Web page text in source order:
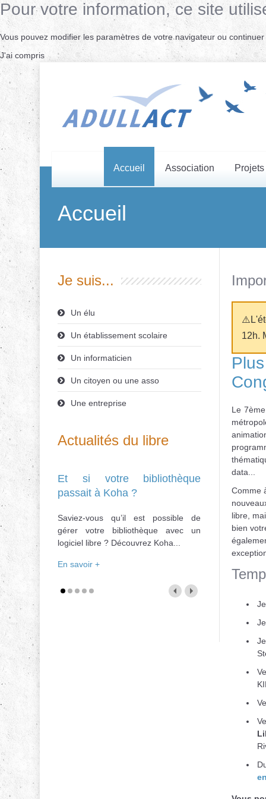
Pour votre information, ce site
Vous pouvez modifier les paramètres de votre navigateur ou
J'ai compris
Accueil Association Projets
Accueil
Je suis...
Un élu
Un établissement scolaire
Un informaticien
Un citoyen ou une asso
Une entreprise
Actualités du libre
Et si votre bibliothèque
passait à Koha ?
Saviez-vous qu’il est possible de
gérer votre bibliothèque avec un
logiciel libre ? Découvrez Koha...
En savoir +
12h.
Le
data...
Comme
libre,
bien